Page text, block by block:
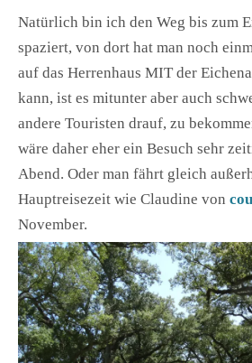
Natürlich bin ich den Weg bis zum
spaziert, von dort hat man noch
auf das Herrenhaus MIT der
kann, ist es mitunter aber auch
andere Touristen drauf, zu
wäre daher eher ein Besuch sehr
Abend. Oder man fährt gleich
Hauptreisezeit wie Claudine von
November.